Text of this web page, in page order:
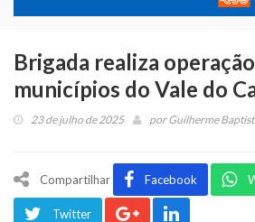
Brigada realiza
municípios do Vale do
23 de julho de 2025 porGuilherme
Compartilhar Facebook
Twitter